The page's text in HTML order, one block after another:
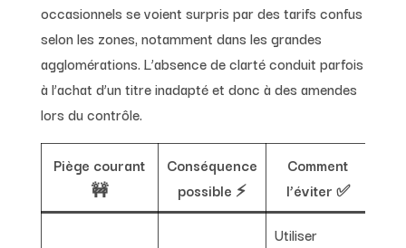
occasionnels se voient surpris par des tarifs confus
selon les zones, notamment dans les grandes
agglomérations. L’absence de clarté conduit parfois
à l’achat d’un titre inadapté et donc à des amendes
lors du contrôle.
Piège courant
🚧
Conséquence
possible ⚡
Comment
l’éviter ✅
Utiliser